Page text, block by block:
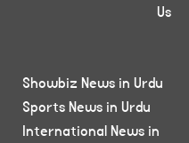
Us
Showbiz News in Urdu
Sports News in Urdu
International News in